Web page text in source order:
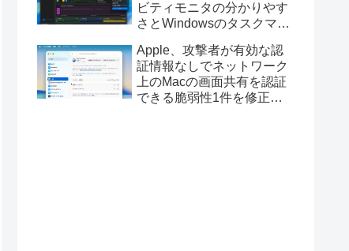
ビティモニタの分かりやす
さとWindowsのタスクマネ
Mac用システムモニタアプ
リ「Task Manager TMOG」
のBeta版を公開。
Apple、攻撃者が有効な認
証情報なしでネットワーク
上のMacの画面共有を認証
できる脆弱性1件を修正し